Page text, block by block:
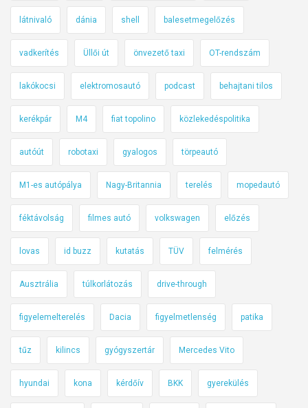
látnivaló dánia shell balesetmegelőzés
vadkerítés Üllői út önvezető taxi OT-rendszám
lakókocsi elektromosautó podcast behajtani tilos
kerékpár M4 fiat topolino közlekedéspolitika
autóút robotaxi gyalogos törpeautó
M1-es autópálya Nagy-Britannia terelés mopedautó
féktávolság filmes autó volkswagen előzés
lovas id buzz kutatás TÜV felmérés
Ausztrália túlkorlátozás drive-through
figyelemelterelés Dacia figyelmetlenség patika
tűz kilincs gyógyszertár Mercedes Vito
hyundai kona kérdőív BKK gyerekülés